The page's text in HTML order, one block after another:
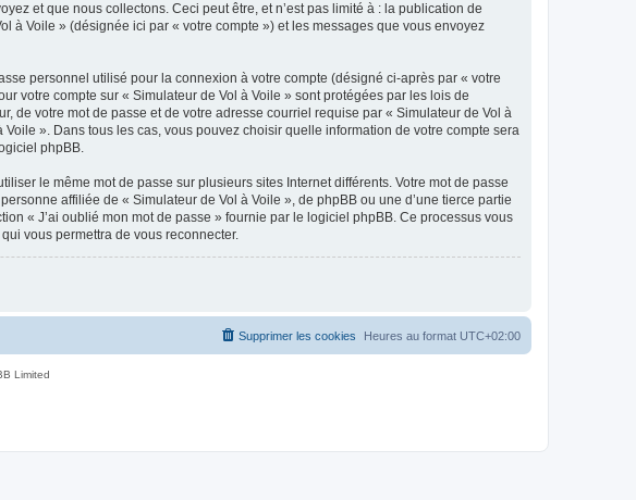
et que nous collectons. Ceci peut être, et n’est pas limité à : la publication de
à Voile » (désignée ici par « votre compte ») et les messages que vous envoyez
personnel utilisé pour la connexion à votre compte (désigné ci-après par « votre
votre compte sur « Simulateur de Vol à Voile » sont protégées par les lois de
de votre mot de passe et de votre adresse courriel requise par « Simulateur de Vol à
». Dans tous les cas, vous pouvez choisir quelle information de votre compte sera
phpBB.
le même mot de passe sur plusieurs sites Internet différents. Votre mot de passe
affiliée de « Simulateur de Vol à Voile », de phpBB ou une d’une tierce partie
« J’ai oublié mon mot de passe » fournie par le logiciel phpBB. Ce processus vous
vous permettra de vous reconnecter.
Heures au format UTC+02:00
Supprimer les cookies
Limited